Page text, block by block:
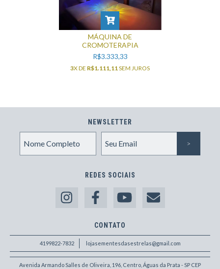
MÁQUINA DE
CROMOTERAPIA
R$3.333,33
3X DE R$1.111,11 SEM JUROS
NEWSLETTER
REDES SOCIAIS
CONTATO
4199822-7832 lojasementesdasestrelas@gmail.com
Avenida Armando Salles de Oliveira, 196, Centro, Águas da Prata - SP CEP